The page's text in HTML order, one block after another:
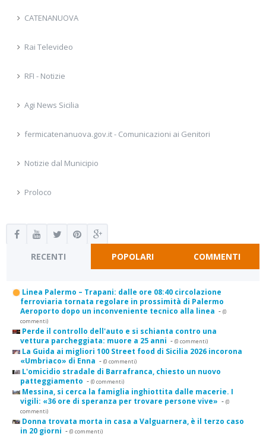
CATENANUOVA
Rai Televideo
RFI - Notizie
Agi News Sicilia
fermicatenanuova.gov.it - Comunicazioni ai Genitori
Notizie dal Municipio
Proloco
RECENTI POPOLARI COMMENTI
Linea Palermo – Trapani: dalle ore 08:40 circolazione
ferroviaria tornata regolare in prossimità di Palermo
Aeroporto dopo un inconveniente tecnico alla linea - (0
commenti)
Perde il controllo dell'auto e si schianta contro una
vettura parcheggiata: muore a 25 anni - (0 commenti)
La Guida ai migliori 100 Street food di Sicilia 2026 incorona
«Umbriaco» di Enna - (0 commenti)
L'omicidio stradale di Barrafranca, chiesto un nuovo
patteggiamento - (0 commenti)
Messina, si cerca la famiglia inghiottita dalle macerie. I
vigili: «36 ore di speranza per trovare persone vive» - (0
commenti)
Donna trovata morta in casa a Valguarnera, è il terzo caso
in 20 giorni - (0 commenti)